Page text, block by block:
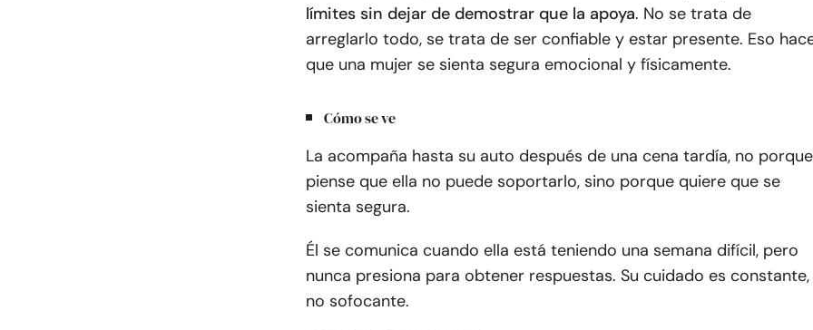
límites sin dejar de demostrar que la apoya. No se trata de
arreglarlo todo, se trata de ser confiable y estar presente. Eso
que una mujer se sienta segura emocional y físicamente.
Cómo se ve
La acompaña hasta su auto después de una cena tardía, no porque
piense que ella no puede soportarlo, sino porque quiere que se
sienta segura.
Él se comunica cuando ella está teniendo una semana difícil, pero
nunca presiona para obtener respuestas. Su cuidado es constante,
no sofocante.